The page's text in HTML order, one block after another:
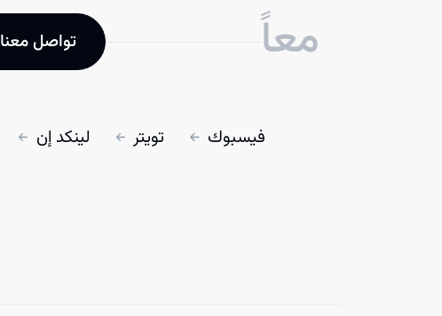
معاً
تواصل معنا
فيسبوك تويتر لينكد إن